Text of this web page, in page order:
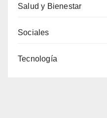
Salud y Bienestar
Sociales
Tecnología